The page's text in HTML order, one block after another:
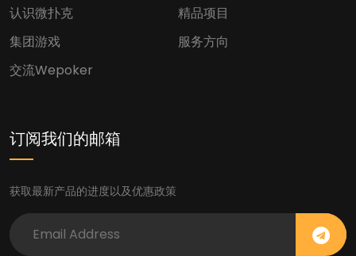
认识微扑克
精品项目
集团游戏
服务方向
交流wepoker
订阅我们的邮箱
获取最新产品的进度以及优惠政策